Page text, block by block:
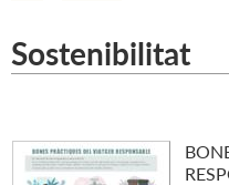
Sostenibilitat